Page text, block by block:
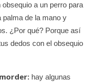
a un perro para
palma de la mano y
¿Por qué? Porque así
dedos con el obsequio
hay algunas